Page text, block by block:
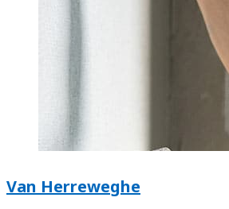
Van Herreweghe